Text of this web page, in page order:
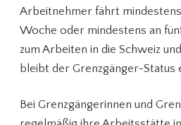
Arbeitnehmer fährt
Woche oder mindestens an
zum Arbeiten in die Schweiz
bleibt der Grenzgänger-Status
Bei Grenzgängerinnen und